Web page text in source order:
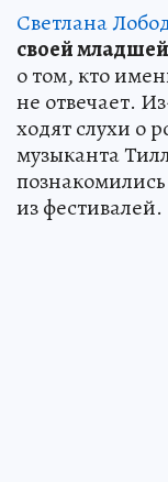
Светлана
своей
о том, кто
не отвечает.
ходят слухи о
музыканта
из фестивалей.